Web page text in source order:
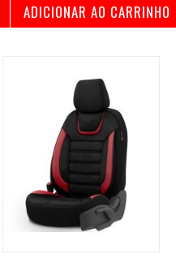
ADICIONAR AO CARRINHO